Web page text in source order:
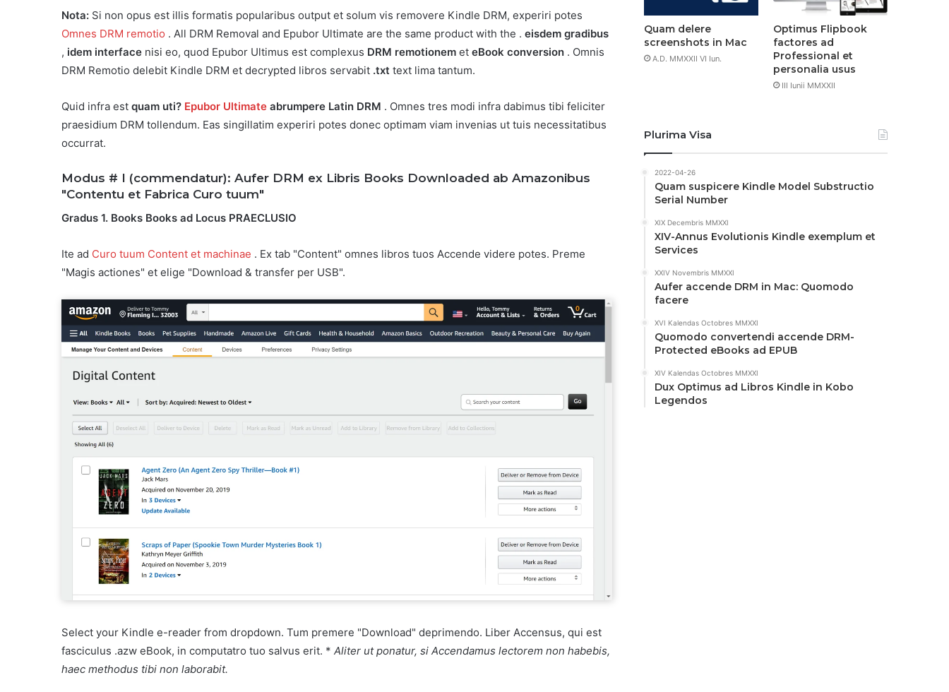
Nota: Si non opus est illis formatis popularibus output et solum vis removere Kindle DRM, experiri potes
Omnes DRM remotio . All DRM Removal and Epubor Ultimate are the same product with the . eisdem gradibus
, idem interface nisi eo, quod Epubor Ultimus est complexus DRM remotionem et eBook conversion . Omnis
DRM Remotio delebit Kindle DRM et decrypted libros servabit .txt text lima tantum.
Quid infra est quam uti? Epubor Ultimate abrumpere Latin DRM . Omnes tres modi infra dabimus tibi feliciter
praesidium DRM tollendum. Eas singillatim experiri potes donec optimam viam invenias ut tuis necessitatibus
occurrat.
Modus # I (commendatur): Aufer DRM ex Libris Books Downloaded ab Amazonibus
"Contentu et Fabrica Curo tuum"
Gradus 1. Books Books ad Locus PRAECLUSIO
Ite ad Curo tuum Content et machinae . Ex tab "Content" omnes libros tuos Accende videre potes. Preme
"Magis actiones" et elige "Download & transfer per USB".
Select your Kindle e-reader from dropdown. Tum premere "Download" deprimendo. Liber Accensus, qui est
fasciculus .azw eBook, in computatro tuo salvus erit. * Aliter ut ponatur, si Accendamus lectorem non habebis,
haec methodus tibi non laborabit.
Quam delere
screenshots in Mac
A.D. MMXXII VI Iun.
Optimus Flipbook
factores ad
Professional et
personalia usus
III Iunii MMXXII
Plurima Visa
2022-04-26
Quam suspicere Kindle Model Substructio
Serial Number
XIX Decembris MMXXI
XIV-Annus Evolutionis Kindle exemplum et
Services
XXIV Novembris MMXXI
Aufer accende DRM in Mac: Quomodo
facere
XVI Kalendas Octobres MMXXI
Quomodo convertendi accende DRM-
Protected eBooks ad EPUB
XIV Kalendas Octobres MMXXI
Dux Optimus ad Libros Kindle in Kobo
Legendos